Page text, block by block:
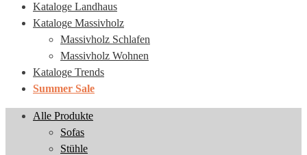
Kataloge Landhaus
Kataloge Massivholz
Massivholz Schlafen
Massivholz Wohnen
Kataloge Trends
Summer Sale
Alle Produkte
Sofas
Stühle